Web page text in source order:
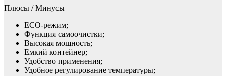
Плюсы / Минусы +
ECO-режим;
Функция самоочистки;
Высокая мощность;
Емкий контейнер;
Удобство применения;
Удобное регулирование температуры;